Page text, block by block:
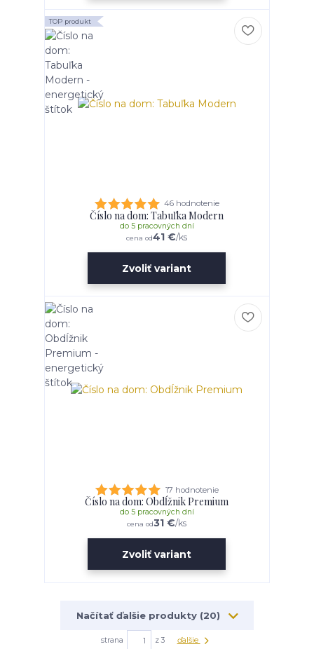
TOP produkt
46 hodnotenie
Číslo na dom: Tabuľka Modern
cena od41 €/ks
do 5 pracovných dní
Zvoliť variant
17 hodnotenie
Číslo na dom: Obdĺžnik Premium
cena od31 €/ks
do 5 pracovných dní
Zvoliť variant
Načítať ďalšie produkty (20)
strana z 3 ďalšie